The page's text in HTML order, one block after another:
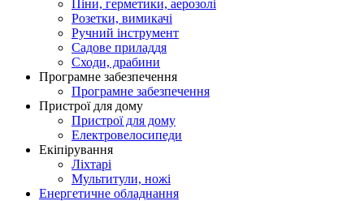
Піни, герметики, аерозолі
Розетки, вимикачі
Ручний інструмент
Садове приладдя
Сходи, драбини
Програмне забезпечення
Програмне забезпечення
Пристрої для дому
Пристрої для дому
Електровелосипеди
Екіпірування
Ліхтарі
Мультитули, ножі
Енергетичне обладнання